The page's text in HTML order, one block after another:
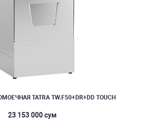
TATRA TW.F50+DR+DD TOUCH
23 153 000 сум